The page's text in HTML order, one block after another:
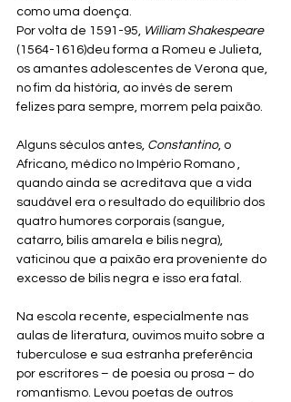
como uma doença.
Por volta de 1591-95, William Shakespeare
(1564-1616)deu forma a Romeu e Julieta,
os amantes adolescentes de Verona que,
no fim da história, ao invés de serem
felizes para sempre, morrem pela paixão.
Alguns séculos antes, Constantino, o
Africano, médico no Império Romano ,
quando ainda se acreditava que a vida
saudável era o resultado do equilíbrio dos
quatro humores corporais (sangue,
catarro, bílis amarela e bílis negra),
vaticinou que a paixão era proveniente do
excesso de bílis negra e isso era fatal.
Na escola recente, especialmente nas
aulas de literatura, ouvimos muito sobre a
tuberculose e sua estranha preferência
por escritores – de poesia ou prosa – do
romantismo. Levou poetas de outros